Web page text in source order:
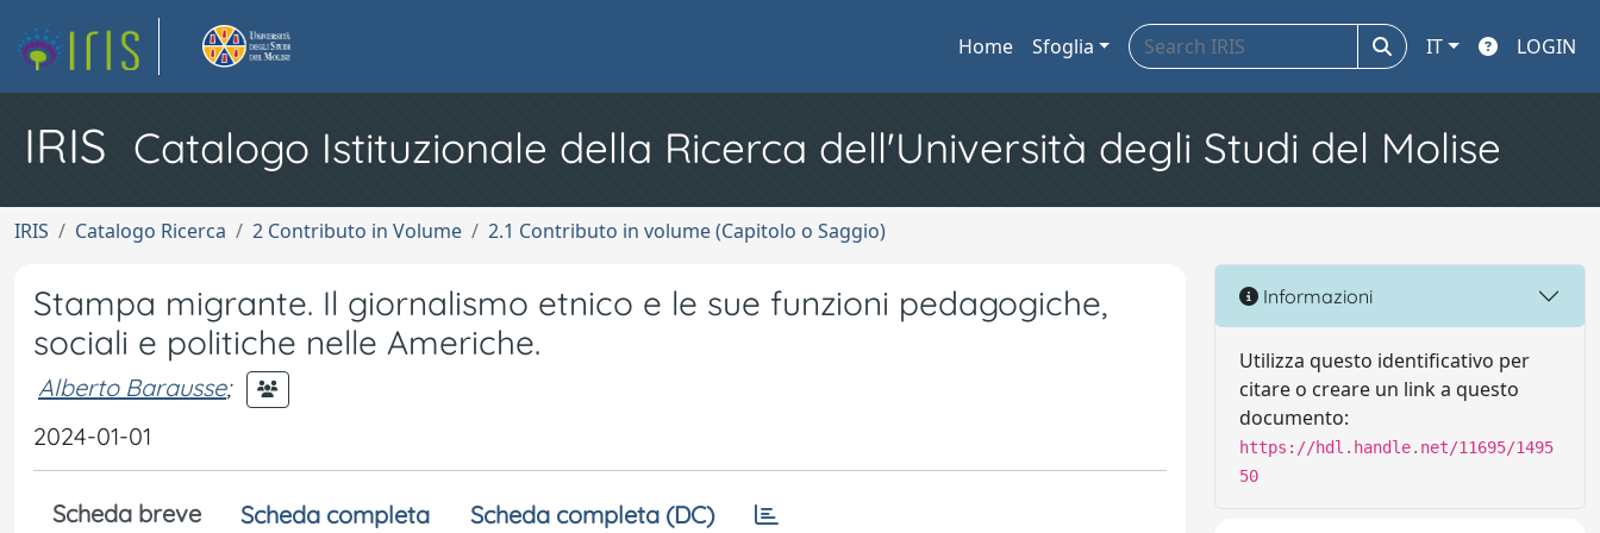
Home Sfoglia IT LOGIN
IRIS Catalogo Istituzionale della Ricerca dell'Università degli Studi del Molise
IRIS Catalogo Ricerca 2 Contributo in Volume 2.1 Contributo in volume (Capitolo o Saggio)
Stampa migrante. Il giornalismo etnico e le sue funzioni pedagogiche,
sociali e politiche nelle Americhe.
Alberto Barausse;
2024-01-01
Scheda breve Scheda completa Scheda completa (DC)
Informazioni
Utilizza questo identificativo per
citare o creare un link a questo
documento:
https://hdl.handle.net/11695/1495
50